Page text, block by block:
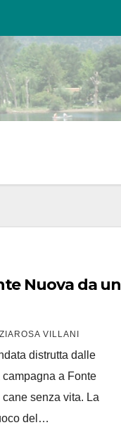
Nuova da un
VILLANI
distrutta dalle
a Fonte
cane senza vita. La
del…